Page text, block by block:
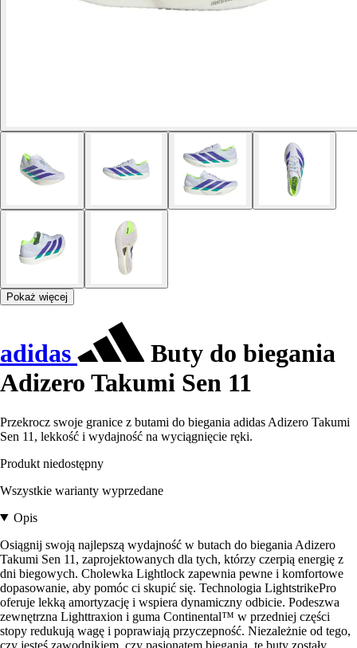
Pokaż więcej
adidas
Buty do biegania
Adizero Takumi Sen 11
Przekrocz swoje granice z butami do biegania adidas Adizero Takumi
Sen 11, lekkość i wydajność na wyciągnięcie ręki.
Produkt niedostępny
Wszystkie warianty wyprzedane
Opis
Osiągnij swoją najlepszą wydajność w butach do biegania Adizero
Takumi Sen 11, zaprojektowanych dla tych, którzy czerpią energię z
dni biegowych. Cholewka Lightlock zapewnia pewne i komfortowe
dopasowanie, aby pomóc ci skupić się. Technologia LightstrikePro
oferuje lekką amortyzację i wspiera dynamiczny odbicie. Podeszwa
zewnętrzna Lighttraxion i guma Continental™ w przedniej części
stopy redukują wagę i poprawiają przyczepność. Niezależnie od tego,
czy jesteś zawodnikiem, czy pasjonatem biegania, te buty zostały